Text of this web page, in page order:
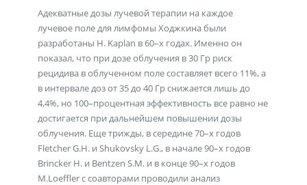
Адекватные дозы лучевой терапии на каждое
лучевое поле для лимфомы Ходжкина были
разработаны H. Kaplan в 60–х годах. Именно он
показал, что при дозе облучения в 30 Гр риск
рецидива в облученном поле составляет всего 11%, а
в интервале доз от 35 до 40 Гр снижается лишь до
4,4%, но 100–процентная эффективность все равно не
достигается при дальнейшем повышении дозы
облучения. Еще трижды, в середине 70–х годов
Fletcher G.H. и Shukovsky L.G., в начале 90–х годов
Brincker H. и Bentzen S.M. и в конце 90–х годов
M.Loeffler с соавторами проводили анализ